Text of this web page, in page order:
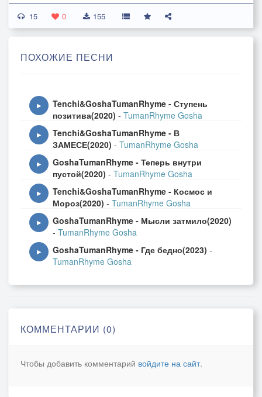
15 0 155
ПОХОЖИЕ ПЕСНИ
▶
Tenchi&GoshaTumanRhyme - Ступень
позитива(2020) - TumanRhyme Gosha
▶
Tenchi&GoshaTumanRhyme - В
ЗАМЕСЕ(2020) - TumanRhyme Gosha
▶
GoshaTumanRhyme - Теперь внутри
пустой(2020) - TumanRhyme Gosha
▶
Tenchi&GoshaTumanRhyme - Космос и
Мороз(2020) - TumanRhyme Gosha
▶
GoshaTumanRhyme - Мысли затмило(2020)
- TumanRhyme Gosha
▶ GoshaTumanRhyme - Где бедно(2023) -
TumanRhyme Gosha
КОММЕНТАРИИ (0)
Чтобы добавить комментарий войдите на сайт.